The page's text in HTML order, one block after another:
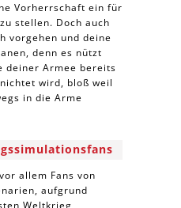
Vorherrschaft ein für
stellen. Doch auch
vorgehen und deine
denn es nützt
deiner Armee bereits
wird, bloß weil
in die Arme
allem Fans von
aufgrund
Weltkrieg,